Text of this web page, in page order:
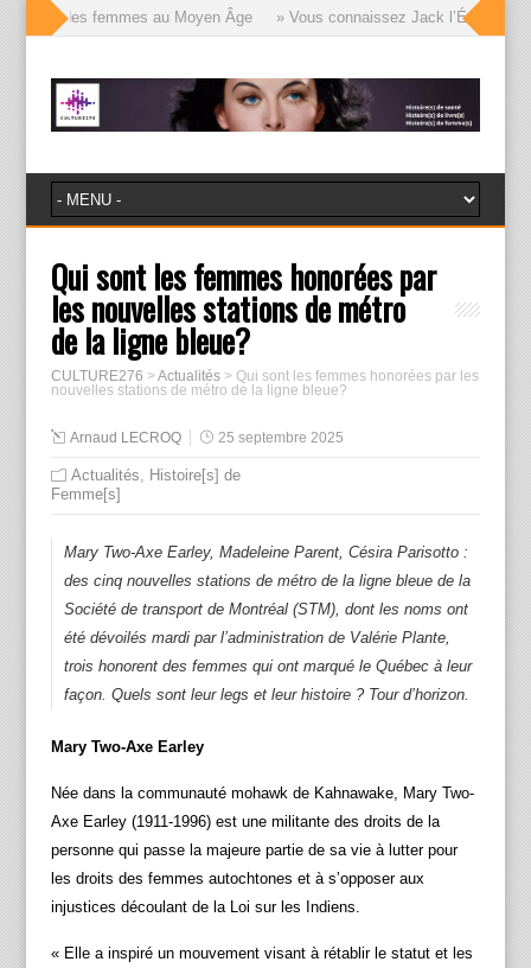
des femmes au Moyen Âge » Vous connaissez Jack l’Éventreur,
Qui sont les femmes honorées par
les nouvelles stations de métro
de la ligne bleue?
CULTURE276 >Actualités> Qui sont les femmes honorées par les
nouvelles stations de métro de la ligne bleue?
Arnaud LECROQ 25 septembre 2025
Actualités, Histoire[s] de
Femme[s]
Mary Two-Axe Earley, Madeleine Parent, Césira Parisotto :
des cinq nouvelles stations de métro de la ligne bleue de la
Société de transport de Montréal (STM), dont les noms ont
été dévoilés mardi par l’administration de Valérie Plante,
trois honorent des femmes qui ont marqué le Québec à leur
façon. Quels sont leur legs et leur histoire ? Tour d’horizon.
Mary Two-Axe Earley
Née dans la communauté mohawk de Kahnawake, Mary Two-
Axe Earley (1911-1996) est une militante des droits de la
personne qui passe la majeure partie de sa vie à lutter pour
les droits des femmes autochtones et à s’opposer aux
injustices découlant de la Loi sur les Indiens.
« Elle a inspiré un mouvement visant à rétablir le statut et les